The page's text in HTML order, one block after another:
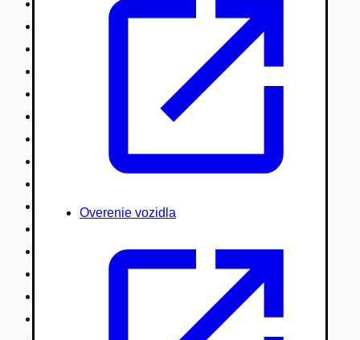
Overenie vozidla
Nákladné vozidlá nad 7,5t
Vodné/Snežné skútre, štvorkolky
Poľnohospodárske vozidlá / stroje
Hydraulické ruky autožeriavy
Špeciály/nosiče kontajnerov
Návesy/prívesy nadstavby
Lode/člny, lietadlá/vznášadlá